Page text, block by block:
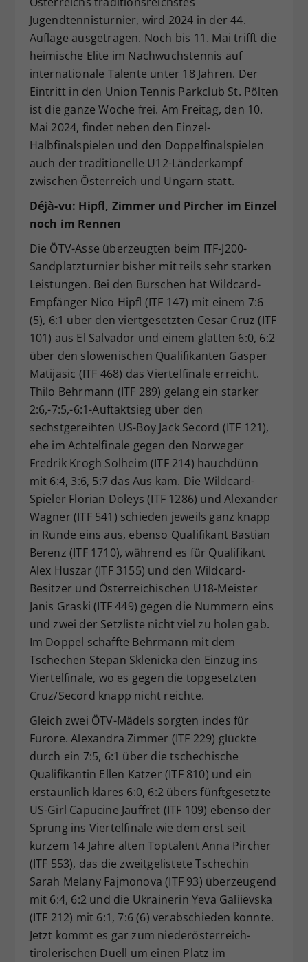
Jugendtennisturnier, wird 2024 in der 44.
Auflage ausgetragen. Noch bis 11. Mai trifft die
heimische Elite im Nachwuchstennis auf
internationale Talente unter 18 Jahren. Der
Eintritt in den Union Tennis Parkclub St. Pölten
ist die ganze Woche frei. Am Freitag, den 10.
Mai 2024, findet neben den Einzel-
Halbfinalspielen und den Doppelfinalspielen
auch der traditionelle U12-Länderkampf
zwischen Österreich und Ungarn statt.
Déjà-vu: Hipfl, Zimmer und Pircher im Einzel
noch im Rennen
Die ÖTV-Asse überzeugten beim ITF-J200-
Sandplatzturnier bisher mit teils sehr starken
Leistungen. Bei den Burschen hat Wildcard-
Empfänger Nico Hipfl (ITF 147) mit einem 7:6
(5), 6:1 über den viertgesetzten Cesar Cruz (ITF
101) aus El Salvador und einem glatten 6:0, 6:2
über den slowenischen Qualifikanten Gasper
Matijasic (ITF 468) das Viertelfinale erreicht.
Thilo Behrmann (ITF 289) gelang ein starker
2:6,-7:5,-6:1-Auftaktsieg über den
sechstgereihten US-Boy Jack Secord (ITF 121),
ehe im Achtelfinale gegen den Norweger
Fredrik Krogh Solheim (ITF 214) hauchdünn
mit 6:4, 3:6, 5:7 das Aus kam. Die Wildcard-
Spieler Florian Doleys (ITF 1286) und Alexander
Wagner (ITF 541) schieden jeweils ganz knapp
in Runde eins aus, ebenso Qualifikant Bastian
Berenz (ITF 1710), während es für Qualifikant
Alex Huszar (ITF 3155) und den Wildcard-
Besitzer und Österreichischen U18-Meister
Janis Graski (ITF 449) gegen die Nummern eins
und zwei der Setzliste nicht viel zu holen gab.
Im Doppel schaffte Behrmann mit dem
Tschechen Stepan Sklenicka den Einzug ins
Viertelfinale, wo es gegen die topgesetzten
Cruz/Secord knapp nicht reichte.
Gleich zwei ÖTV-Mädels sorgten indes für
Furore. Alexandra Zimmer (ITF 229) glückte
durch ein 7:5, 6:1 über die tschechische
Qualifikantin Ellen Katzer (ITF 810) und ein
erstaunlich klares 6:0, 6:2 übers fünftgesetzte
US-Girl Capucine Jauffret (ITF 109) ebenso der
Sprung ins Viertelfinale wie dem erst seit
kurzem 14 Jahre alten Toptalent Anna Pircher
(ITF 553), das die zweitgelistete Tschechin
Sarah Melany Fajmonova (ITF 93) überzeugend
mit 6:4, 6:2 und die Ukrainerin Yeva Galiievska
(ITF 212) mit 6:1, 7:6 (6) verabschieden konnte.
Jetzt kommt es gar zum niederösterreich-
tirolerischen Duell um einen Platz im
Zweck
Dieser Wert speichert Ihre Consent-
Einstellungen. Unter anderem eine
zufällig generierte ID, für die
historische Speicherung Ihrer
vorgenommen Einstellungen, falls der
Webseiten-Betreiber dies eingestellt
hat.